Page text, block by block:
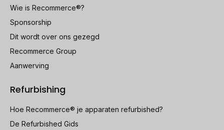
Wie is Recommerce®?
Sponsorship
Dit wordt over ons gezegd
Recommerce Group
Aanwerving
Refurbishing
Hoe Recommerce® je apparaten refurbished?
De Refurbished Gids